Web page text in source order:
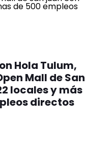
Hola Tulum,
Mall de San
locales y más
directos